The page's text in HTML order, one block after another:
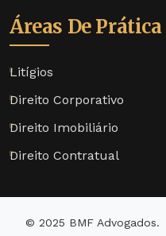
Áreas De Prática
Litígios
Direito Corporativo
Direito Imobiliário
Direito Contratual
© 2025 BMF Advogados.